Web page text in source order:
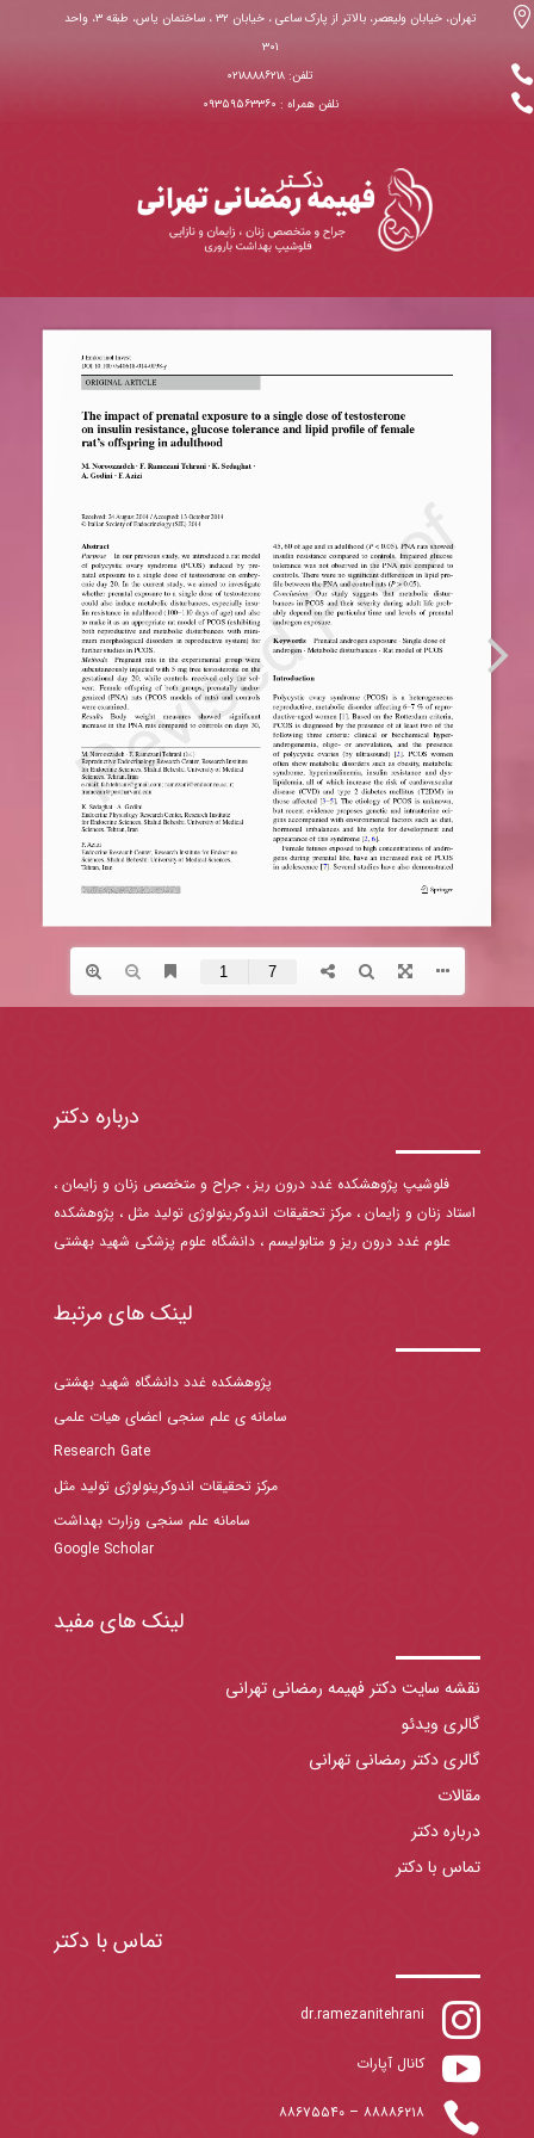

تهران، خیابان ولیعصر، بالاتر از پارک ساعی ، خیابان ۳۲ ، ساختمان یاس، طبقه ۳، واحد
۳۰۱
 تلفن: ۰۲۱۸۸۸۸۶۲۱۸
 نلفن همراه : ۰۹۳۵۹۵۶۳۳۶۰
درباره دکتر
فلوشیپ پژوهشکده غدد درون ریز ، جراح و متخصص زنان و زایمان ،
استاد زنان و زایمان ، مرکز تحقیقات اندوکرینولوژی تولید مثل ، پژوهشکده
علوم غدد درون ریز و متابولیسم ، دانشگاه علوم پزشکی شهید بهشتی
لینک های مرتبط
پژوهشکده غدد دانشگاه شهید بهشتی
سامانه ی علم سنجی اعضای هیات علمی
Research Gate
مرکز تحقیقات اندوکرینولوژی تولید مثل
سامانه علم سنجی وزارت بهداشت
Google Scholar
لینک های مفید
نقشه سایت دکتر فهیمه رمضانی تهرانی
گالری ویدئو
گالری دکتر رمضانی تهرانی
مقالات
درباره دکتر
تماس با دکتر
تماس با دکتر

dr.ramezanitehrani
 کانال آپارات
 ۸۸۸۸۶۲۱۸– ۸۸۶۷۵۵۴۰